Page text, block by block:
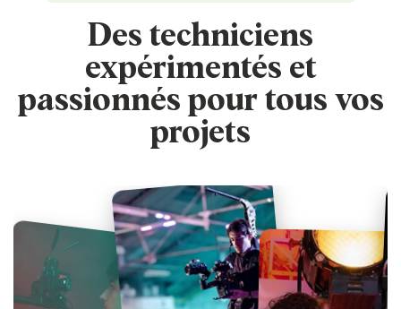
Des techniciens
expérimentés et
passionnés pour tous vos
projets